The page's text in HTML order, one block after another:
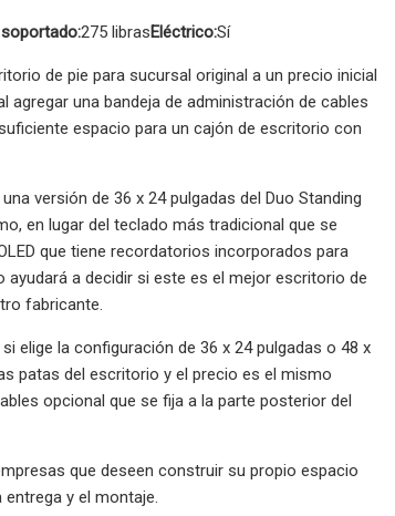
275 librasEléctrico:Sí
de pie para sucursal original a un precio inicial
una bandeja de administración de cables
espacio para un cajón de escritorio con
versión de 36 x 24 pulgadas del Duo Standing
en lugar del teclado más tradicional que se
que tiene recordatorios incorporados para
ayudará a decidir si este es el mejor escritorio de
fabricante.
elige la configuración de 36 x 24 pulgadas o 48 x
patas del escritorio y el precio es el mismo
opcional que se fija a la parte posterior del
que deseen construir su propio espacio
y el montaje.